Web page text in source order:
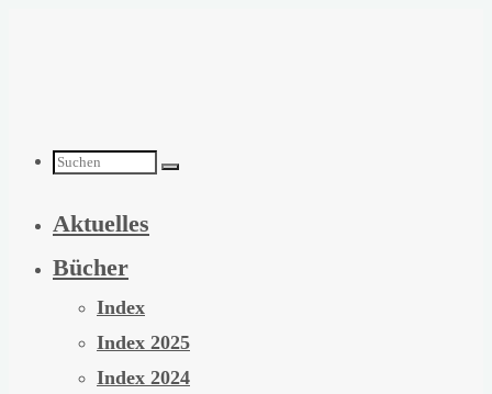
Suchen
nach:
Aktuelles
Bücher
Index
Index 2025
Index 2024